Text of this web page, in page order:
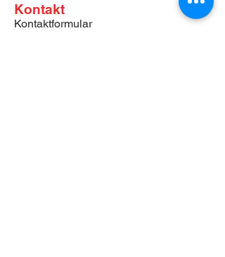
Kontakt
Kontaktformular